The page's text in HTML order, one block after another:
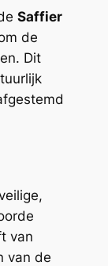
Saffier
de
Dit
van
van de